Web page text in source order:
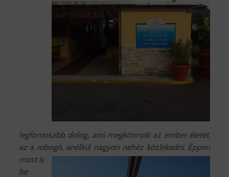
legfontosabb dolog, ami megkönnyíti az ember életét,
az a robogó, anélkül nagyon nehéz közlekedni. Éppen
most is
be